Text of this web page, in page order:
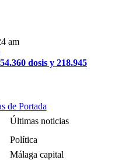
am
dosis y 218.945
de Portada
Últimas noticias
Política
Málaga capital